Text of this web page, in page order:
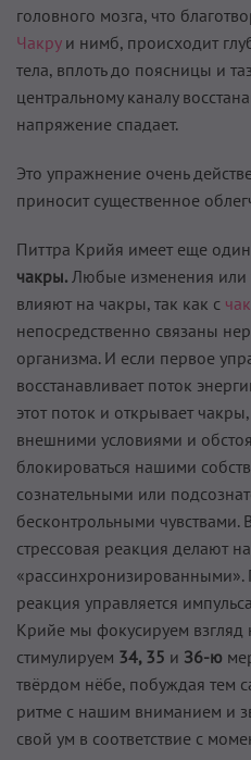
головного мозга, что
Чакруи нимб, происходит
тела, вплоть до поясницы и
центральному каналу
напряжение спадает.
Это упражнение очень
приносит существенное
Питтра Крийя имеет еще
чакры. Любые изменения или
влияют на чакры, так как с
непосредственно связаны
организма. И если первое
восстанавливает поток
этот поток и открывает
внешними условиями и
блокироваться нашими
сознательными или
бесконтрольными чувствами.
стрессовая реакция делают
«рассинхронизированными».
реакция управляется
Крийе мы фокусируем взгляд
стимулируем 34, 35 и З6-ю
твёрдом нёбе, побуждая тем
ритме с нашим вниманием и
свой ум в соответствие с